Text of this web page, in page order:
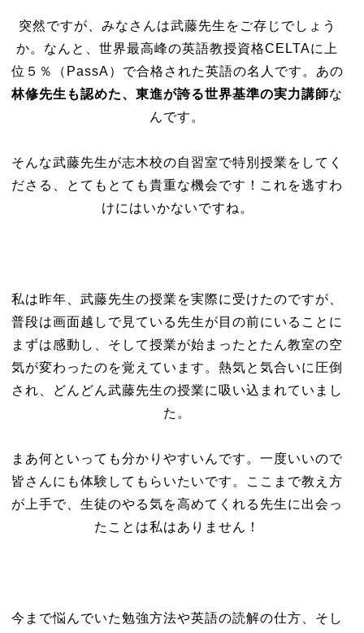
突然ですが、みなさんは武藤先生をご存じでしょう
か。なんと、世界最高峰の英語教授資格CELTAに上
位５％（PassA）で合格された英語の名人です。あの
林修先生も認めた、東進が誇る世界基準の実力講師な
んです。
そんな武藤先生が志木校の自習室で特別授業をしてく
ださる、とてもとても貴重な機会です！これを逃すわ
けにはいかないですね。
私は昨年、武藤先生の授業を実際に受けたのですが、
普段は画面越しで見ている先生が目の前にいることに
まずは感動し、そして授業が始まったとたん教室の空
気が変わったのを覚えています。熱気と気合いに圧倒
され、どんどん武藤先生の授業に吸い込まれていまし
た。
まあ何といっても分かりやすいんです。一度いいので
皆さんにも体験してもらいたいです。ここまで教え方
が上手で、生徒のやる気を高めてくれる先生に出会っ
たことは私はありません！
今まで悩んでいた勉強方法や英語の読解の仕方、そし